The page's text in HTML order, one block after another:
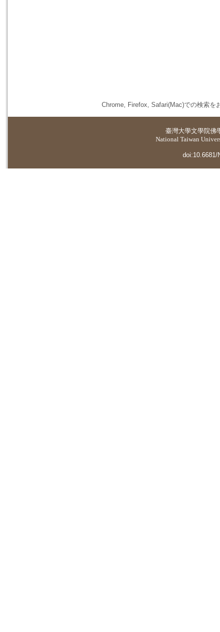
Chrome, Firefox, Safari(Mac)での検索を
臺灣大學文學院佛
National Taiwan
doi:10.6681/